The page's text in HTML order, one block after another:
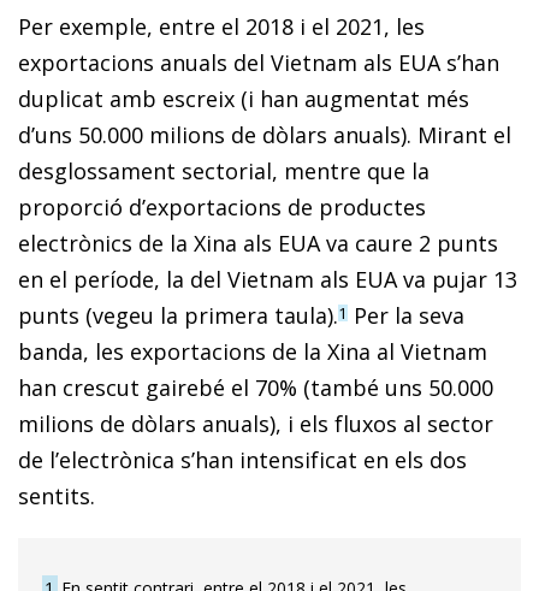
Per exemple, entre el 2018 i el 2021, les
exportacions anuals del Vietnam als EUA s’han
duplicat amb escreix (i han augmentat més
d’uns 50.000 milions de dòlars anuals). Mirant el
desglossament sectorial, mentre que la
proporció d’exportacions de productes
electrònics de la Xina als EUA va caure 2 punts
en el període, la del Vietnam als EUA va pujar 13
punts (vegeu la primera taula).1 Per la seva
banda, les exportacions de la Xina al Vietnam
han crescut gairebé el 70% (també uns 50.000
milions de dòlars anuals), i els fluxos al sector
de l’electrònica s’han intensificat en els dos
sentits.